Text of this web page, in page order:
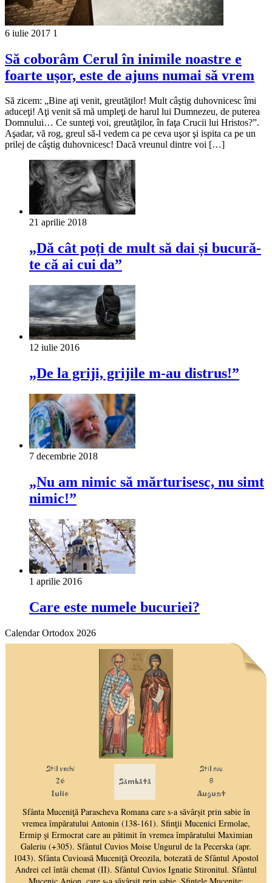
6 iulie 2017 1
Să coborâm Cerul în inimile noastre e
foarte uşor, este de ajuns numai să vrem
Să zicem: „Bine aţi venit, greutăţilor! Mult câştig duhovnicesc îmi
aduceţi! Aţi venit să mă umpleţi de harul lui Dumnezeu, de puterea
Domnului… Ce sunteţi voi, greutăţilor, în faţa Crucii lui Hristos?”.
Aşadar, vă rog, greul să-l vedem ca pe ceva uşor şi ispita ca pe un
prilej de câştig duhovnicesc! Dacă vreunul dintre voi […]
21 aprilie 2018
„Dă cât poți de mult să dai și bucură-
te că ai cui da”
12 iulie 2016
„De la griji, grijile m-au distrus!”
7 decembrie 2018
„Nu am nimic să mărturisesc, nu simt
nimic!”
1 aprilie 2016
Care este numele bucuriei?
Calendar Ortodox 2026